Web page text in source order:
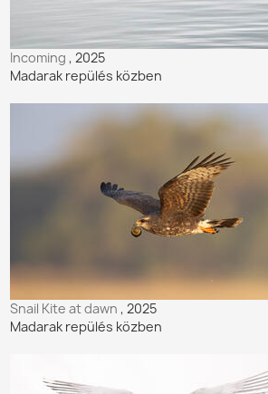
Incoming, 2025
Madarak repülés közben
Snail Kite at dawn, 2025
Madarak repülés közben